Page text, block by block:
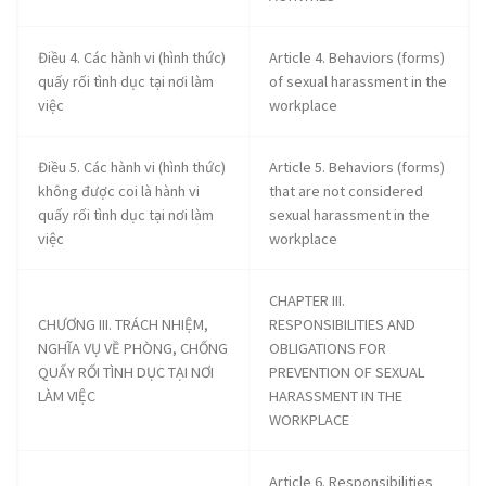
dichthuatsms.comdichthuatsms.comdichthuatsms.com
dichthuatsms.comdichthuatsms.comdichthuatsms.com
Fire protection : FP
An toàn vệ sinh lao động : ATVSLĐ
Tổ chức đại diện người lao động : Tổ chức ĐDNLĐ
dichthuatsms.com dichthuatsms.comdichthuatsms.com
dichthuatsms.com dichthuatsms.comdichthuatsms.com
dichthuatsms.comdichthuatsms.comdichthuatsms.com
dichthuatsms.comdichthuatsms.com
Representative organization of employees: ROE
Ban chấp hành Công đoàn cơ sở : BCHCĐ
Điều 4. Các hành vi (hình thức)
quấy rối tình dục tại nơi làm
việc
Article 4. Behaviors (forms)
of sexual harassment in the
workplace
Điều 5. Các hành vi (hình thức)
không được coi là hành vi
quấy rối tình dục tại nơi làm
việc
Article 5. Behaviors (forms)
that are not considered
sexual harassment in the
workplace
CHƯƠNG III. TRÁCH NHIỆM,
NGHĨA VỤ VỀ PHÒNG, CHỐNG
QUẤY RỐI TÌNH DỤC TẠI NƠI
LÀM VIỆC
CHAPTER III.
RESPONSIBILITIES AND
OBLIGATIONS FOR
PREVENTION OF SEXUAL
HARASSMENT IN THE
WORKPLACE